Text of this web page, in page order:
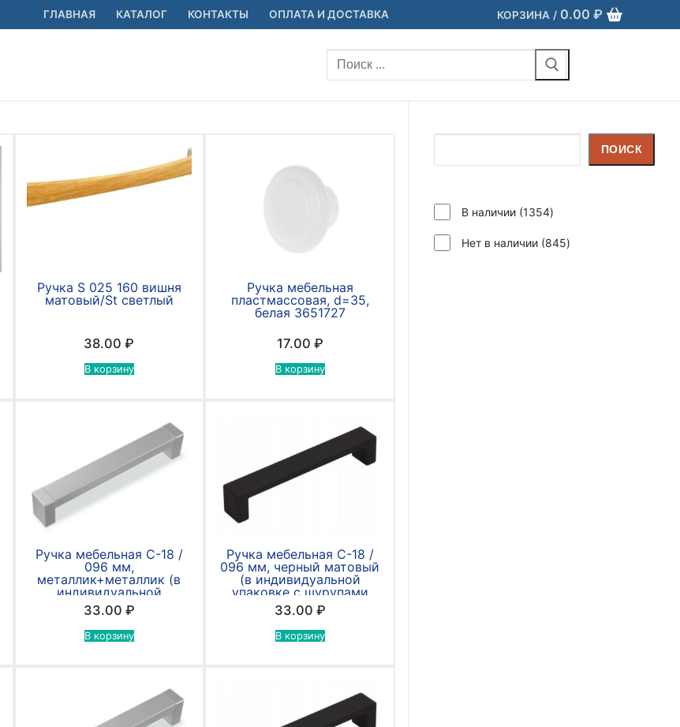
ГЛАВНАЯ КАТАЛОГ КОНТАКТЫ ОПЛАТА И ДОСТАВКА КОРЗИНА / 0.00 ₽
Найти:
Ручка S 025 160 вишня
матовый/St светлый
38.00₽
В корзину
Ручка мебельная
пластмассовая, d=35,
белая 3651727
17.00 ₽
В корзину
Ручка мебельная С-18 /
096 мм,
металлик+металлик (в
индивидуальной
упаковке с шурупами
4*30мм)
33.00 ₽
В корзину
Ручка мебельная С-18 /
096 мм, черный матовый
(в индивидуальной
упаковке с шурупами
4*30мм)
33.00 ₽
В корзину
ПОИСК
В наличии 13541354
Нет в наличии 845845